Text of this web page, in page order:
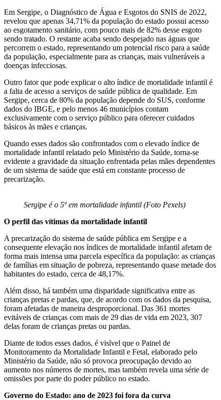
Em Sergipe, o Diagnóstico de Água e Esgotos do SNIS de 2022,
revelou que apenas 34,71% da população do estado possui acesso
ao esgotamento sanitário, com pouco mais de 82% desse esgoto
sendo tratado. O restante acaba sendo despejado nas águas que
percorrem o estado, representando um potencial risco para a saúde
da população, especialmente para as crianças, mais vulneráveis a
doenças infecciosas.
Outro fator que pode explicar o alto índice de mortalidade infantil é
a falta de acesso a serviços de saúde pública de qualidade. Em
Sergipe, cerca de 80% da população depende do SUS, conforme
dados do IBGE, e pelo menos 46 municípios contam
exclusivamente com o serviço público para oferecer cuidados
básicos às mães e crianças.
Quando esses dados são confrontados com o elevado índice de
mortalidade infantil relatado pelo Ministério da Saúde, torna-se
evidente a gravidade da situação enfrentada pelas mães dependentes
de um sistema de saúde que está em constante processo de
precarização.
Sergipe é o 5º em mortalidade infantil (Foto Pexels)
O perfil das vítimas da mortalidade infantil
A precarização do sistema de saúde pública em Sergipe e a
consequente elevação nos índices de mortalidade infantil afetam de
forma mais intensa uma parcela específica da população: as crianças
de famílias em situação de pobreza, representando quase metade dos
habitantes do estado, cerca de 48,17%.
Além disso, há também uma disparidade significativa entre as
crianças pretas e pardas, que, de acordo com os dados da pesquisa,
foram afetadas de maneira desproporcional. Das 361 mortes
evitáveis de crianças com mais de 29 dias de vida em 2023, 307
delas foram de crianças pretas ou pardas.
Diante de todos esses dados, é visível que o Painel de
Monitoramento da Mortalidade Infantil e Fetal, elaborado pelo
Ministério da Saúde, não só provoca preocupação devido ao
aumento nos números de mortes, mas também revela uma série de
omissões por parte do poder público no estado.
Governo do Estado: ano de 2023 foi fora da curva